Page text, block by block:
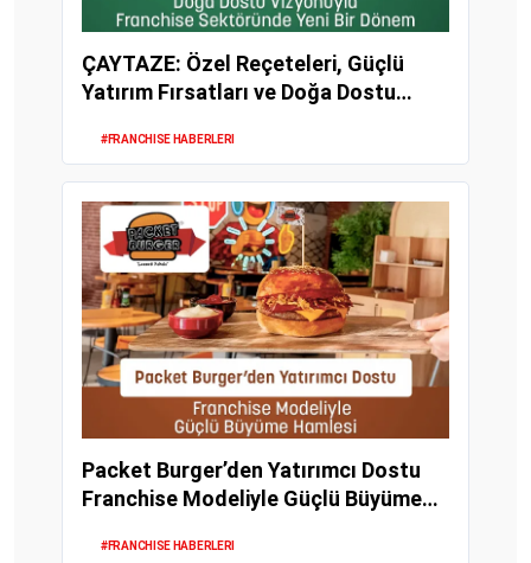
ÇAYTAZE: Özel Reçeteleri, Güçlü
Yatırım Fırsatları ve Doğa Dostu
#FRANCHISE HABERLERI
Packet Burger’den Yatırımcı Dostu
Franchise Modeliyle Güçlü Büyüme
#FRANCHISE HABERLERI